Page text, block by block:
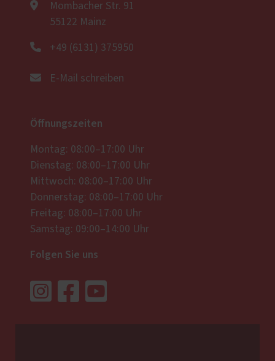
Mombacher Str. 91
55122 Mainz
+49 (6131) 375950
E-Mail schreiben
Öffnungszeiten
Montag: 08:00–17:00 Uhr
Dienstag: 08:00–17:00 Uhr
Mittwoch: 08:00–17:00 Uhr
Donnerstag: 08:00–17:00 Uhr
Freitag: 08:00–17:00 Uhr
Samstag: 09:00–14:00 Uhr
Folgen Sie uns